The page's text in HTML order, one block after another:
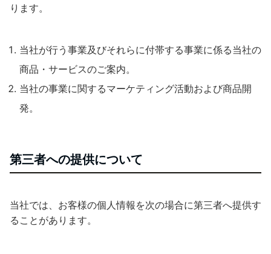
ります。
当社が行う事業及びそれらに付帯する事業に係る当社の
商品・サービスのご案内。
当社の事業に関するマーケティング活動および商品開
発。
第三者への提供について
当社では、お客様の個人情報を次の場合に第三者へ提供す
ることがあります。